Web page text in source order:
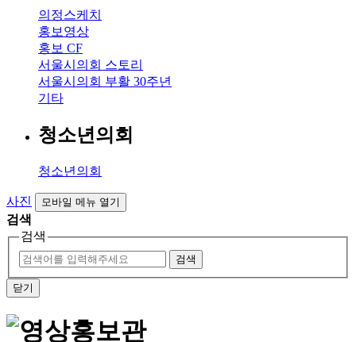
의정스케치
홍보영상
홍보 CF
서울시의회 스토리
서울시의회 부활 30주년
기타
청소년의회
청소년의회
사진 모바일 메뉴 열기
검색
검색
검색
닫기